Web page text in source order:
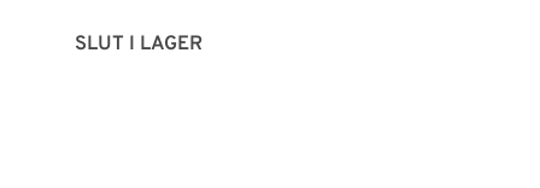
SLUT I LAGER